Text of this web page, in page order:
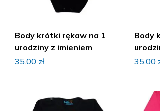
Body krótki rękaw na 1
urodziny z imieniem
35.00 zł
Body krótki rękaw na 1
35.00